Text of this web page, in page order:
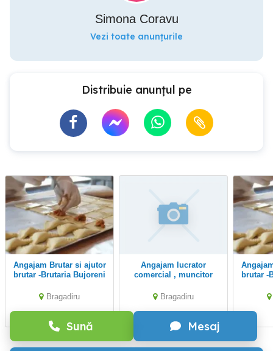
Sună Mesaj
Simona Coravu
Vezi toate anunțurile
Distribuie anunțul pe
Angajam Brutar si ajutor
brutar -Brutaria Bujoreni
Bragadiru
Angajam lucrator
comercial , muncitor
Bragadiru
Angajam Brutar si ajutor
brutar -